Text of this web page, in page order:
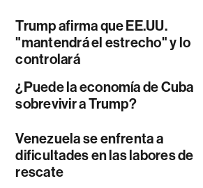
Trump afirma que EE.UU.
"mantendrá el estrecho" y lo
controlará
¿Puede la economía de Cuba
sobrevivir a Trump?
Venezuela se enfrenta a
dificultades en las labores de
rescate